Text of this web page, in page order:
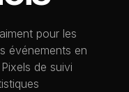
pour les
événements en
de suivi